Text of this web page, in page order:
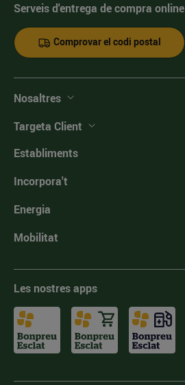
Serveis d'entrega de compra online
Comprovar el codi postal
Nosaltres
Targeta Client
Establiments
Incorpora't
Energia
Mobilitat
Les nostres apps